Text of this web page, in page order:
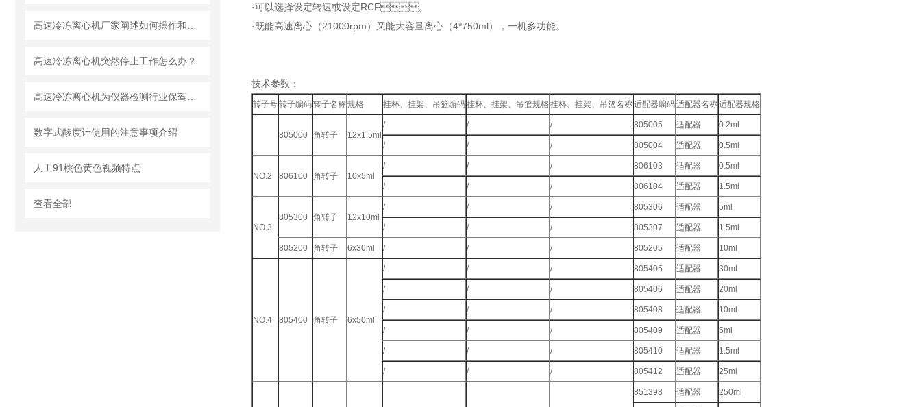
高速冷冻离心机突然停止工作怎么办？
数字式酸度计使用的注意事项介绍
人工91桃色黄色视频特点
查看全部
·可以选择设定转速或设定RCF。
·既能高速离心（21000rpm）又能大容量离心（4*750ml），一机多功能。
技术参数：
转子号转子编码转子名称规格 挂杯、挂架、吊篮编码挂杯、挂架、吊篮规格挂杯、挂架、吊篮名称适配器编码适配器名称适配器规格
805000 角转子 12x1.5ml
/ / / 805005 适配器 0.2ml
/ / / 805004 适配器 0.5ml
NO.2 806100 角转子 10x5ml
/ / / 806103 适配器 0.5ml
/ / / 806104 适配器 1.5ml
NO.3
805300 角转子 12x10ml
/ / / 805306 适配器 5ml
/ / / 805307 适配器 1.5ml
805200 角转子 6x30ml / / / 805205 适配器 10ml
NO.4 805400 角转子 6x50ml
/ / / 805405 适配器 30ml
/ / / 805406 适配器 20ml
/ / / 805408 适配器 10ml
/ / / 805409 适配器 5ml
/ / / 805410 适配器 1.5ml
/ / / 805412 适配器 25ml
851398 适配器 250ml